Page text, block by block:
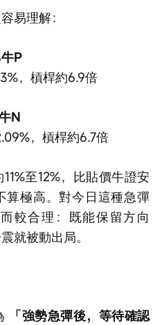
易理解：
P
，槓桿約6.9倍
N
，槓桿約6.7倍
至12%，比貼價牛證安
算極高。對今日這種急彈
較合理：既能保留方向
就被動出局。
「強勢急彈後，等待確認